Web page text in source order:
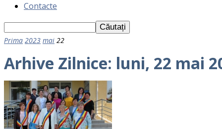
Contacte
Prima 2023 mai 22
Arhive Zilnice: luni, 22 mai